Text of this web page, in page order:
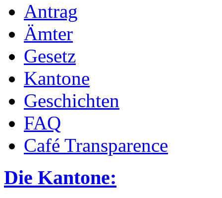
Antrag
Ämter
Gesetz
Kantone
Geschichten
FAQ
Café Transparence
Die Kantone: